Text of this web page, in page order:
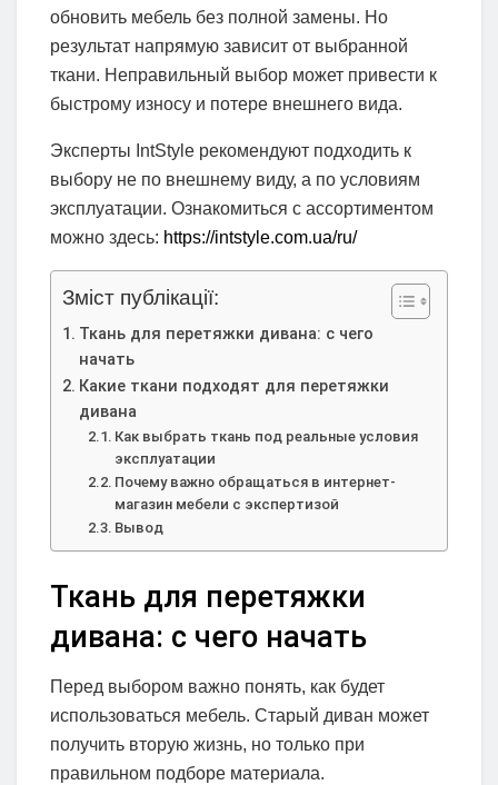
обновить мебель без полной замены. Но
результат напрямую зависит от выбранной
ткани. Неправильный выбор может привести к
быстрому износу и потере внешнего вида.
Эксперты IntStyle рекомендуют подходить к
выбору не по внешнему виду, а по условиям
эксплуатации. Ознакомиться с ассортиментом
можно здесь: https://intstyle.com.ua/ru/
Зміст публікації:
Ткань для перетяжки дивана: с чего
начать
Какие ткани подходят для перетяжки
дивана
Как выбрать ткань под реальные условия
эксплуатации
Почему важно обращаться в интернет-
магазин мебели с экспертизой
Вывод
Ткань для перетяжки
дивана: с чего начать
Перед выбором важно понять, как будет
использоваться мебель. Старый диван может
получить вторую жизнь, но только при
правильном подборе материала.